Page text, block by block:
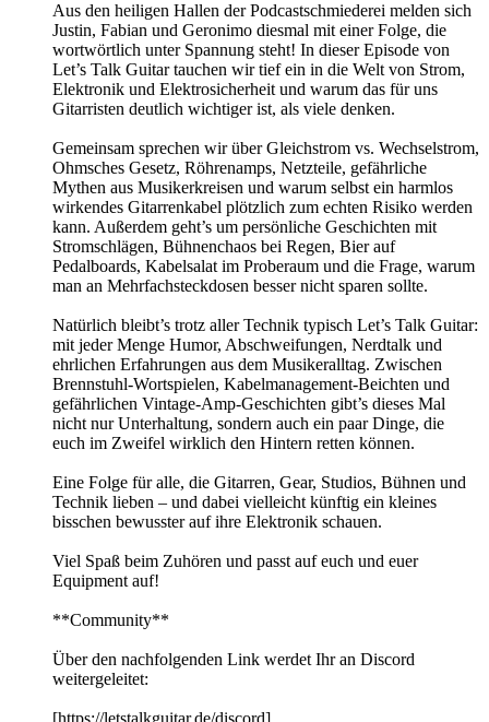
Aus den heiligen Hallen der Podcastschmiederei melden sich
Justin, Fabian und Geronimo diesmal mit einer Folge, die
wortwörtlich unter Spannung steht! In dieser Episode von
Let’s Talk Guitar tauchen wir tief ein in die Welt von Strom,
Elektronik und Elektrosicherheit und warum das für uns
Gitarristen deutlich wichtiger ist, als viele denken.
Gemeinsam sprechen wir über Gleichstrom vs. Wechselstrom,
Ohmsches Gesetz, Röhrenamps, Netzteile, gefährliche
Mythen aus Musikerkreisen und warum selbst ein harmlos
wirkendes Gitarrenkabel plötzlich zum echten Risiko werden
kann. Außerdem geht’s um persönliche Geschichten mit
Stromschlägen, Bühnenchaos bei Regen, Bier auf
Pedalboards, Kabelsalat im Proberaum und die Frage, warum
man an Mehrfachsteckdosen besser nicht sparen sollte.
Natürlich bleibt’s trotz aller Technik typisch Let’s Talk Guitar:
mit jeder Menge Humor, Abschweifungen, Nerdtalk und
ehrlichen Erfahrungen aus dem Musikeralltag. Zwischen
Brennstuhl-Wortspielen, Kabelmanagement-Beichten und
gefährlichen Vintage-Amp-Geschichten gibt’s dieses Mal
nicht nur Unterhaltung, sondern auch ein paar Dinge, die
euch im Zweifel wirklich den Hintern retten können.
Eine Folge für alle, die Gitarren, Gear, Studios, Bühnen und
Technik lieben – und dabei vielleicht künftig ein kleines
bisschen bewusster auf ihre Elektronik schauen.
Viel Spaß beim Zuhören und passt auf euch und euer
Equipment auf!
**Community**
Über den nachfolgenden Link werdet Ihr an Discord
weitergeleitet: